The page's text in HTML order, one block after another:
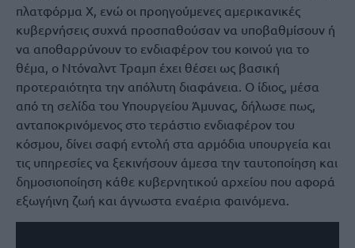
πλατφόρμα X, ενώ οι προηγούμενες αμερικανικές
κυβερνήσεις συχνά προσπαθούσαν να υποβαθμίσουν ή
να αποθαρρύνουν το ενδιαφέρον του κοινού για το
θέμα, ο Ντόναλντ Τραμπ έχει θέσει ως βασική
προτεραιότητα την απόλυτη διαφάνεια. Ο ίδιος, μέσα
από τη σελίδα του Υπουργείου Άμυνας, δήλωσε πως,
ανταποκρινόμενος στο τεράστιο ενδιαφέρον του
κόσμου, δίνει σαφή εντολή στα αρμόδια υπουργεία και
τις υπηρεσίες να ξεκινήσουν άμεσα την ταυτοποίηση και
δημοσιοποίηση κάθε κυβερνητικού αρχείου που αφορά
εξωγήινη ζωή και άγνωστα εναέρια φαινόμενα.